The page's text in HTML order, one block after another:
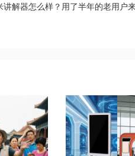
讲解器怎么样？用了半年的老用户